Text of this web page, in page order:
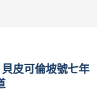
皮可倫坡號七年